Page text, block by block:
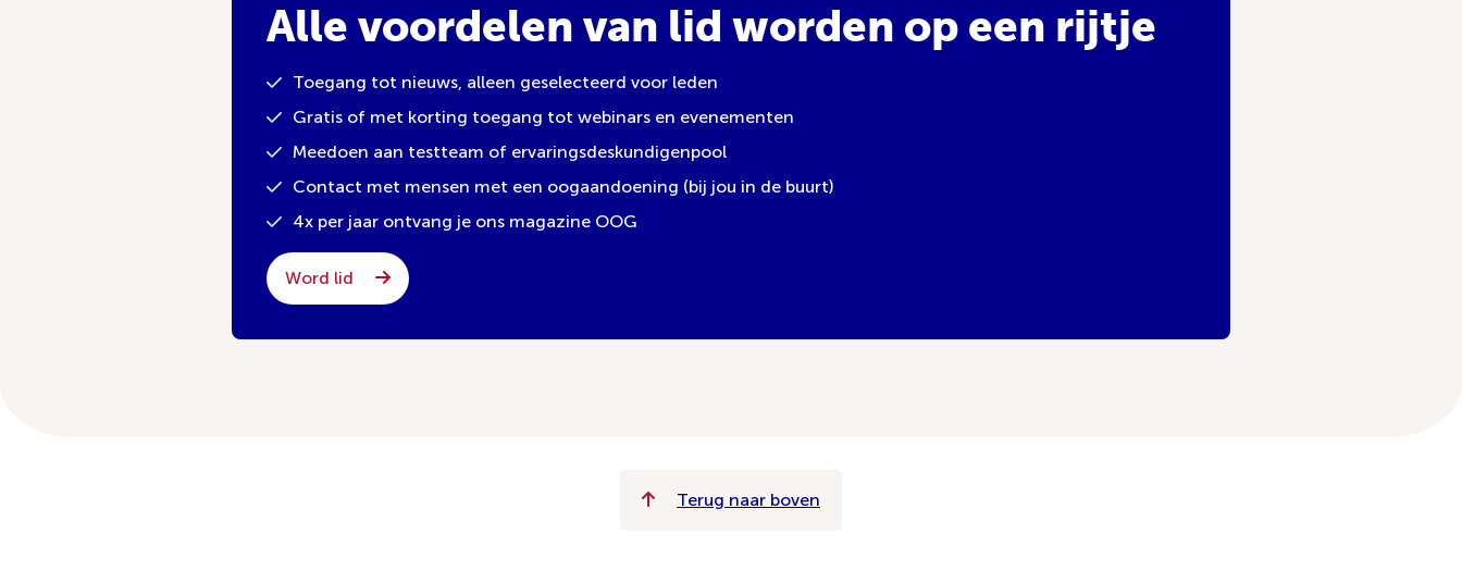
Alle voordelen van lid worden op een rijtje
Toegang tot nieuws, alleen geselecteerd voor leden
Gratis of met korting toegang tot webinars en evenementen
Meedoen aan testteam of ervaringsdeskundigenpool
Contact met mensen met een oogaandoening (bij jou in de buurt)
4x per jaar ontvang je ons magazine OOG
Word lid
Terug naar boven